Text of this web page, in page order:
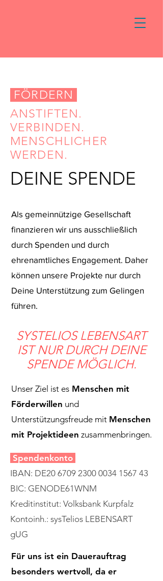
FÖRDERN
ANSTIFTEN.
VERBINDEN.
MENSCHLICHER
WERDEN.
DEINE SPENDE
Als gemeinnützige Gesellschaft
finanzieren wir uns ausschließlich
durch Spenden und durch
ehrenamtliches Engagement. Daher
können unsere Projekte nur durch
Deine Unterstützung zum Gelingen
führen.
SYSTELIOS LEBENSART
IST NUR DURCH DEINE
SPENDE MÖGLICH.
Unser Ziel ist es Menschen mit
Förderwillen und
Unterstützungsfreude mit Menschen
mit Projektideen zusammenbringen.
Spendenkonto
IBAN: DE20 6709 2300 0034 1567 43
BIC: GENODE61WNM
Kreditinstitut: Volksbank Kurpfalz
Kontoinh.: sysTelios LEBENSART
gUG
Für uns ist ein Dauerauftrag
besonders wertvoll, da er